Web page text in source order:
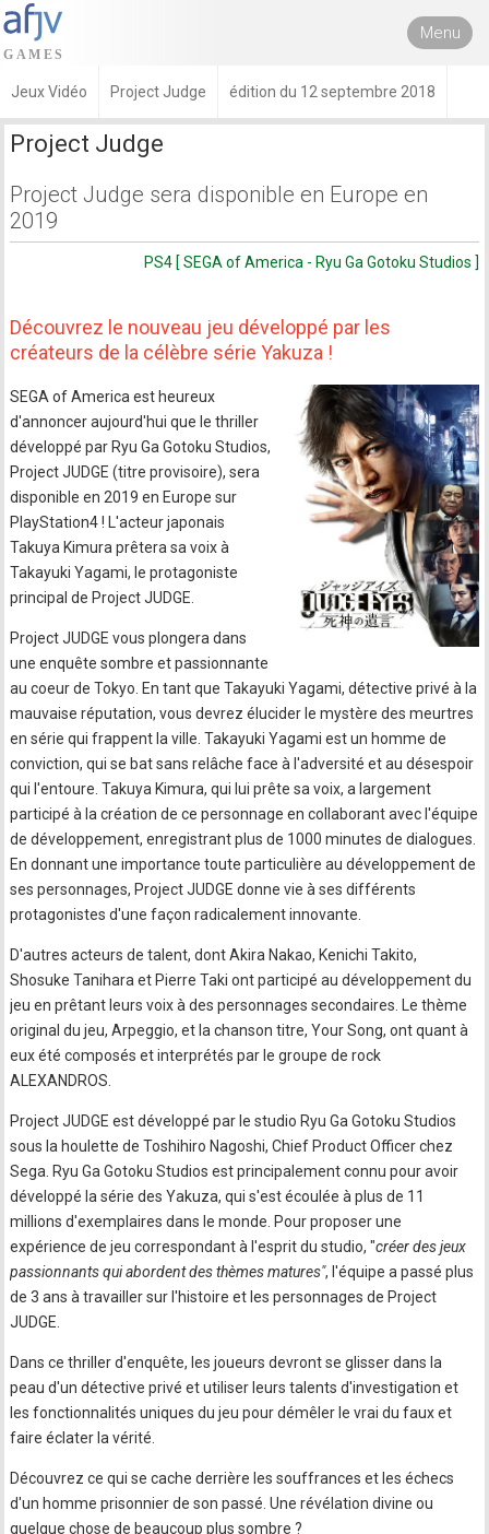
Menu
Jeux Vidéo Project Judge édition du 12 septembre 2018
Project Judge
Project Judge sera disponible en Europe en
2019
PS4 [ SEGA of America - Ryu Ga Gotoku Studios ]
Découvrez le nouveau jeu développé par les
créateurs de la célèbre série Yakuza !
SEGA of America est heureux
d'annoncer aujourd'hui que le thriller
développé par Ryu Ga Gotoku Studios,
Project JUDGE (titre provisoire), sera
disponible en 2019 en Europe sur
PlayStation4 ! L'acteur japonais
Takuya Kimura prêtera sa voix à
Takayuki Yagami, le protagoniste
principal de Project JUDGE.
Project JUDGE vous plongera dans
une enquête sombre et passionnante
au coeur de Tokyo. En tant que Takayuki Yagami, détective privé à la
mauvaise réputation, vous devrez élucider le mystère des meurtres
en série qui frappent la ville. Takayuki Yagami est un homme de
conviction, qui se bat sans relâche face à l'adversité et au désespoir
qui l'entoure. Takuya Kimura, qui lui prête sa voix, a largement
participé à la création de ce personnage en collaborant avec l'équipe
de développement, enregistrant plus de 1000 minutes de dialogues.
En donnant une importance toute particulière au développement de
ses personnages, Project JUDGE donne vie à ses différents
protagonistes d'une façon radicalement innovante.
D'autres acteurs de talent, dont Akira Nakao, Kenichi Takito,
Shosuke Tanihara et Pierre Taki ont participé au développement du
jeu en prêtant leurs voix à des personnages secondaires. Le thème
original du jeu, Arpeggio, et la chanson titre, Your Song, ont quant à
eux été composés et interprétés par le groupe de rock
ALEXANDROS.
Project JUDGE est développé par le studio Ryu Ga Gotoku Studios
sous la houlette de Toshihiro Nagoshi, Chief Product Officer chez
Sega. Ryu Ga Gotoku Studios est principalement connu pour avoir
développé la série des Yakuza, qui s'est écoulée à plus de 11
millions d'exemplaires dans le monde. Pour proposer une
expérience de jeu correspondant à l'esprit du studio, "créer des jeux
passionnants qui abordent des thèmes matures", l'équipe a passé plus
de 3 ans à travailler sur l'histoire et les personnages de Project
JUDGE.
Dans ce thriller d'enquête, les joueurs devront se glisser dans la
peau d'un détective privé et utiliser leurs talents d'investigation et
les fonctionnalités uniques du jeu pour démêler le vrai du faux et
faire éclater la vérité.
Découvrez ce qui se cache derrière les souffrances et les échecs
d'un homme prisonnier de son passé. Une révélation divine ou
quelque chose de beaucoup plus sombre ?